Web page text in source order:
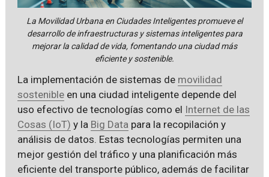
La Movilidad Urbana en Ciudades Inteligentes promueve el
desarrollo de infraestructuras y sistemas inteligentes para
mejorar la calidad de vida, fomentando una ciudad más
eficiente y sostenible.
La implementación de sistemas de movilidad
sostenibleen una ciudad inteligente depende del
uso efectivo de tecnologías como el Internet de las
Cosas (IoT) y la Big Data para la recopilación y
análisis de datos. Estas tecnologías permiten una
mejor gestión del tráfico y una planificación más
eficiente del transporte público, además de facilitar